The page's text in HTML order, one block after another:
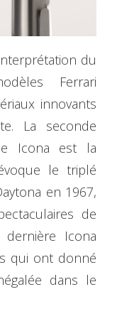
du
Ferrari
innovants
La seconde
Icona est la
le triplé
en 1967,
de
dernière Icona
qui ont donné
dans le